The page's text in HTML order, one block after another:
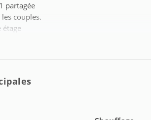
partagée
couples.
étage
importantes :
et jeunes travailleurs de 18 à 39 ans